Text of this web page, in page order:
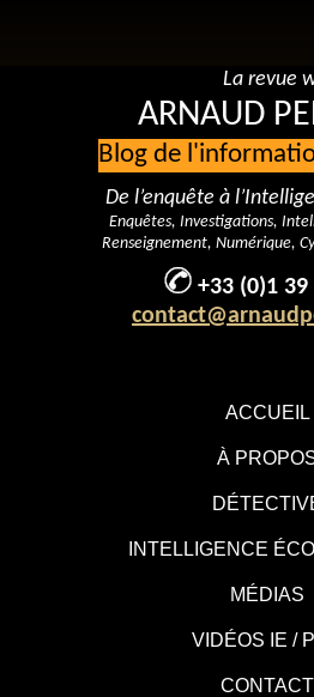
ACCUEIL
À
INTELLIGENCE
MÉDIAS
VIDÉOS IE /
CONTACT
La revue
ARNAUD
Blog de
De l’enquête à
Enquêtes, Investigations,
Renseignement, Numérique,
+33 (0)1 39